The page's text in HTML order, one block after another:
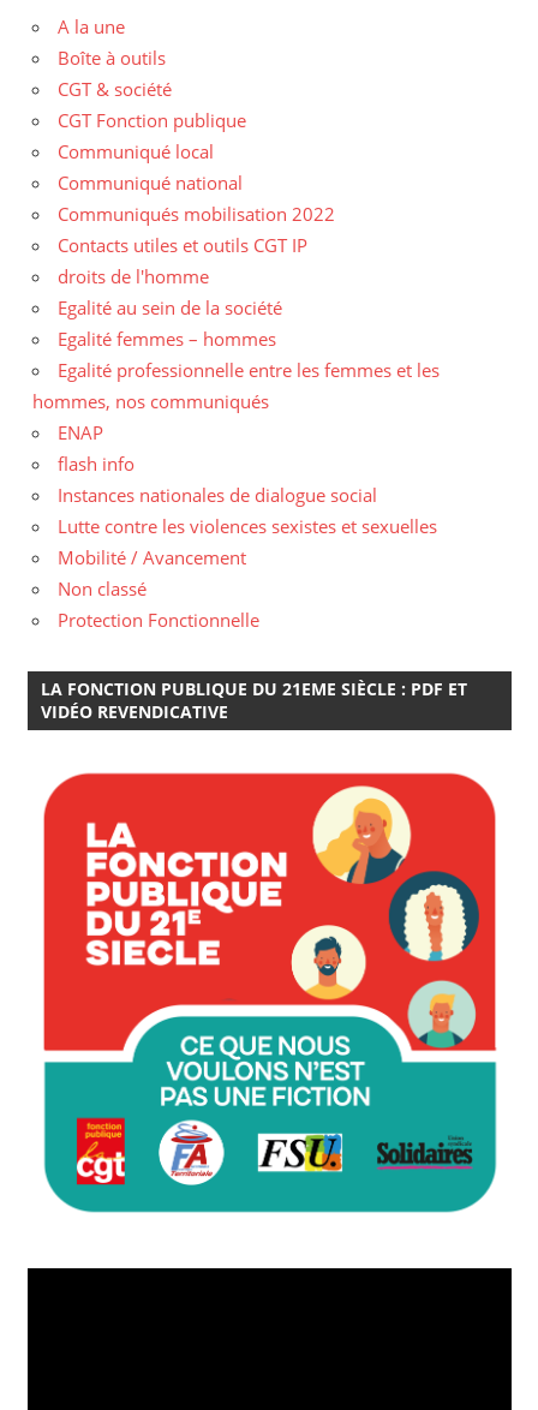
A la une
Boîte à outils
CGT & société
CGT Fonction publique
Communiqué local
Communiqué national
Communiqués mobilisation 2022
Contacts utiles et outils CGT IP
droits de l'homme
Egalité au sein de la société
Egalité femmes – hommes
Egalité professionnelle entre les femmes et les
hommes, nos communiqués
ENAP
flash info
Instances nationales de dialogue social
Lutte contre les violences sexistes et sexuelles
Mobilité / Avancement
Non classé
Protection Fonctionnelle
LA FONCTION PUBLIQUE DU 21EME SIÈCLE : PDF ET
VIDÉO REVENDICATIVE